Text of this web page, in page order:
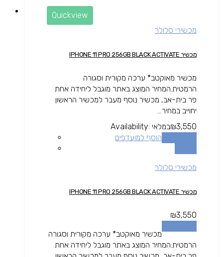
Quickview
מכשירי סלולר
מכשיר IPHONE 11 PRO 256GB BLACK ACTIVATE
מכשיר מאוקטב* ערכה מקורית וסגורה
הרמטית.המחיר המוצג באתר מוגבל ליחידה אחת
פר בית-אב, מכשיר נוסף מעבר למכשיר הראשון
יחוייב במחיר...
₪3,550
Availability: במלאי
הוסף למועדפים
מכשירי סלולר
מכשיר IPHONE 11 PRO 256GB BLACK ACTIVATE
₪3,550
מכשיר מאוקטב* ערכה מקורית וסגורה
הרמטית.המחיר המוצג באתר מוגבל ליחידה אחת